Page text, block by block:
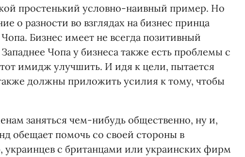
простенький условно-наивный пример. Но
о разности во взглядах на бизнес принца
Бизнес имеет не всегда позитивный
Чопа у бизнеса также есть проблемы с
имидж улучшить. И идя к цели, пытается
должны приложить усилия к тому, чтобы
заняться чем-нибудь общественно, ну и,
обещает помочь со своей стороны в
украинцев с британцами или украинских фирм